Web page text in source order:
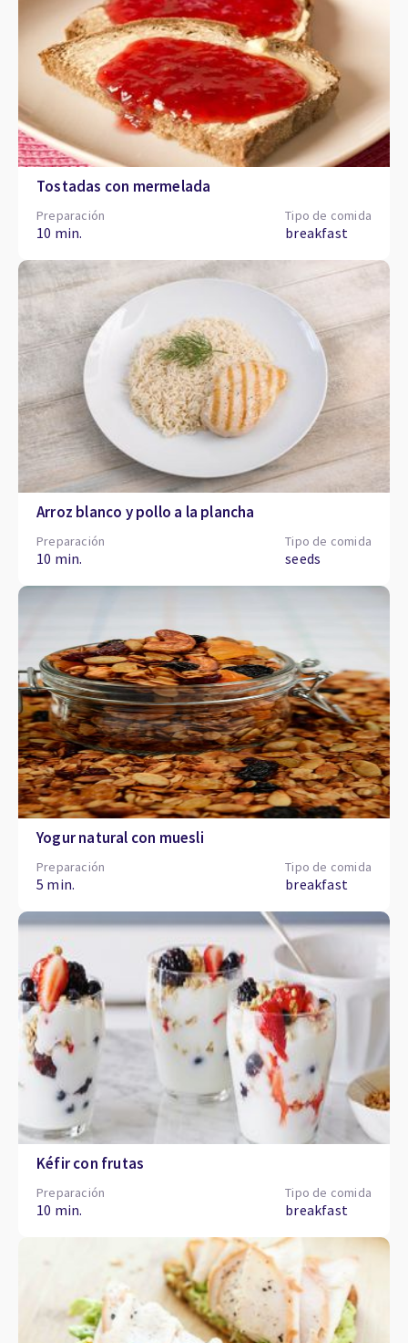
Tostadas con mermelada
Preparación
10 min.
Tipo de comida
breakfast
Arroz blanco y pollo a la plancha
Preparación
10 min.
Tipo de comida
seeds
Yogur natural con muesli
Preparación
5 min.
Tipo de comida
breakfast
Kéfir con frutas
Preparación
10 min.
Tipo de comida
breakfast